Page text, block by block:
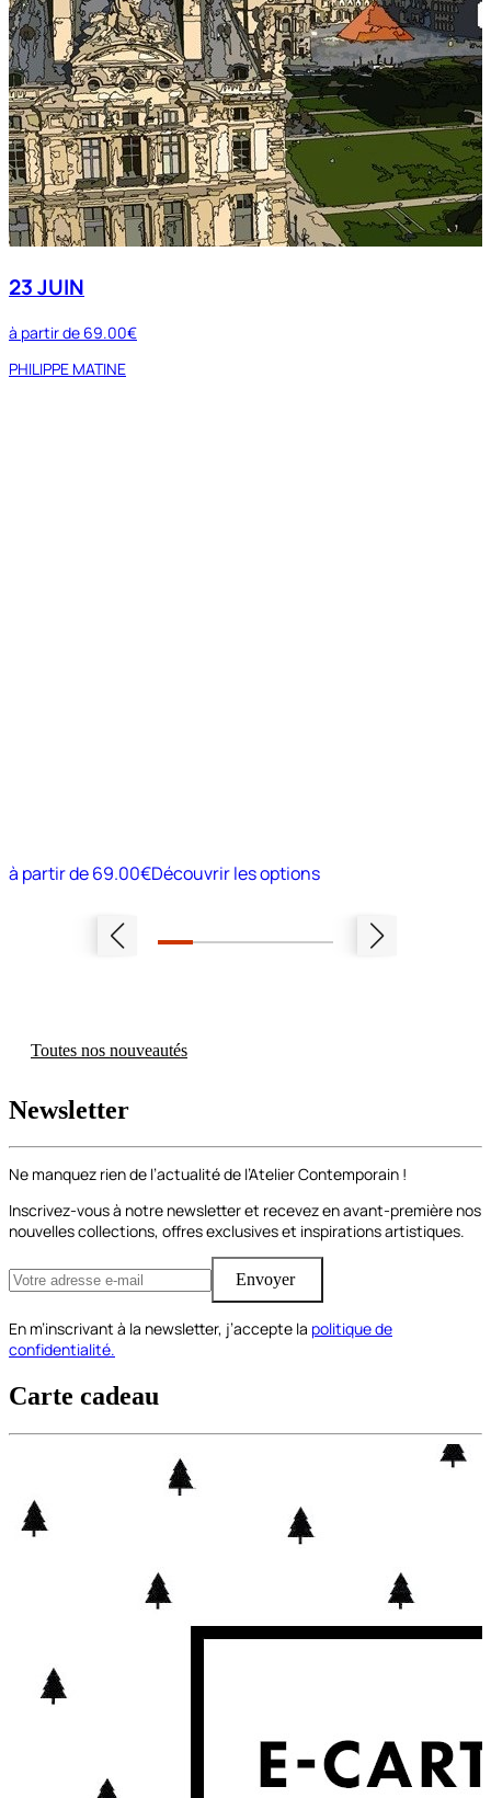
à partir de69.00€Découvrir les options
23 JUIN
à partir de 69.00€
PHILIPPE MATINE
Toutes nos nouveautés
Newsletter
Ne manquez rien de l’actualité de l’Atelier Contemporain !
Inscrivez-vous à notre newsletter et recevez en avant-première nos
nouvelles collections, offres exclusives et inspirations artistiques.
Envoyer
En m’inscrivant à la newsletter, j’accepte la politique de
confidentialité.
Carte cadeau